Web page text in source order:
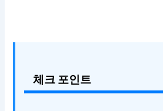
체크 포인트